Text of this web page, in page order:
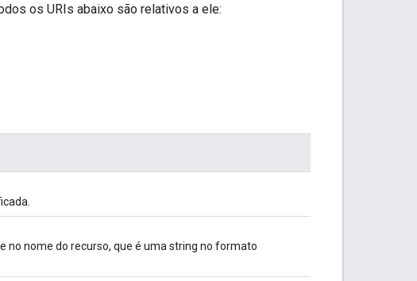
os URIs abaixo são relativos a ele:
no nome do recurso, que é uma string no formato